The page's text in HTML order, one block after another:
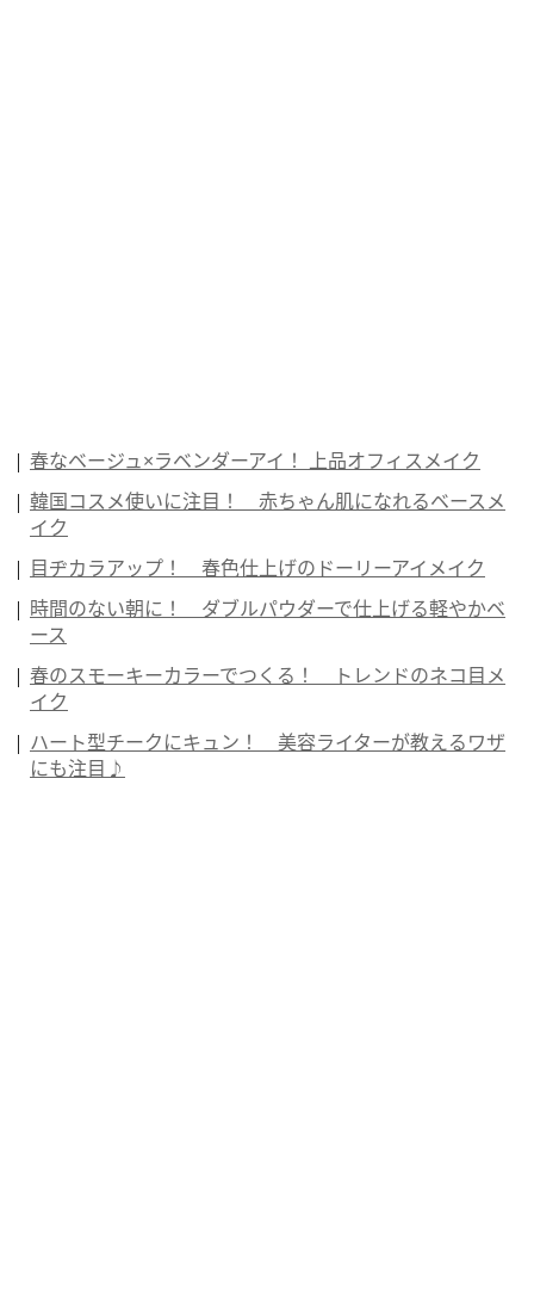
春なベージュ×ラベンダーアイ！ 上品オフィスメイク
韓国コスメ使いに注目！ 赤ちゃん肌になれるベースメ
イク
目ヂカラアップ！ 春色仕上げのドーリーアイメイク
時間のない朝に！ ダブルパウダーで仕上げる軽やかベ
ース
春のスモーキーカラーでつくる！ トレンドのネコ目メ
イク
ハート型チークにキュン！ 美容ライターが教えるワザ
にも注目♪